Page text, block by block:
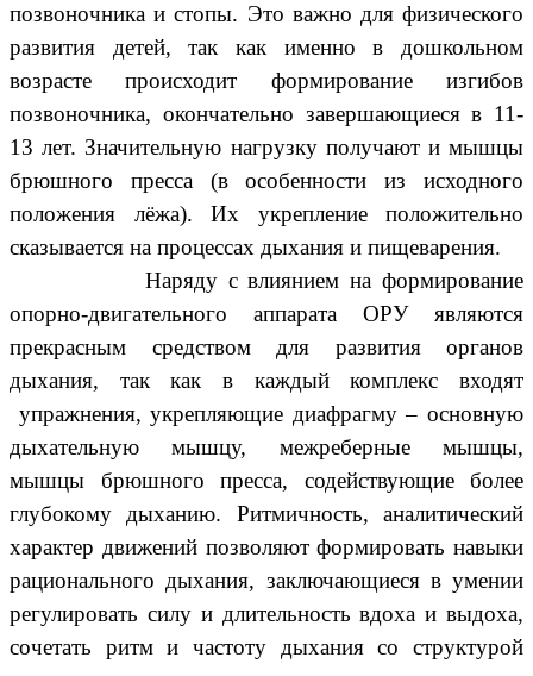
позвоночника и стопы. Это важно для физического
развития детей, так как именно в дошкольном
возрасте происходит формирование изгибов
позвоночника, окончательно завершающиеся в 11-
13 лет. Значительную нагрузку получают и мышцы
брюшного пресса (в особенности из исходного
положения лёжа). Их укрепление положительно
сказывается на процессах дыхания и пищеварения.
Наряду с влиянием на формирование
опорно-двигательного аппарата ОРУ являются
прекрасным средством для развития органов
дыхания, так как в каждый комплекс входят
упражнения, укрепляющие диафрагму – основную
дыхательную мышцу, межреберные мышцы,
мышцы брюшного пресса, содействующие более
глубокому дыханию. Ритмичность, аналитический
характер движений позволяют формировать навыки
рационального дыхания, заключающиеся в умении
регулировать силу и длительность вдоха и выдоха,
сочетать ритм и частоту дыхания со структурой